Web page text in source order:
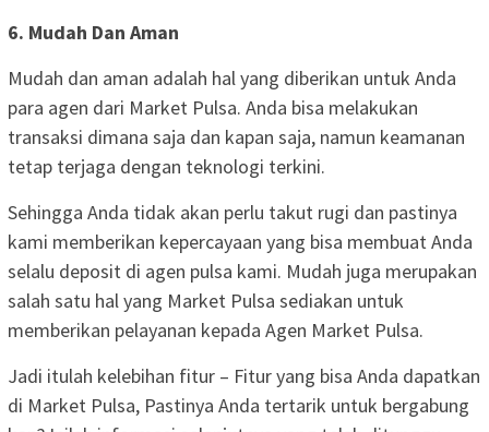
6. Mudah Dan Aman
Mudah dan aman adalah hal yang diberikan untuk Anda
para agen dari Market Pulsa. Anda bisa melakukan
transaksi dimana saja dan kapan saja, namun keamanan
tetap terjaga dengan teknologi terkini.
Sehingga Anda tidak akan perlu takut rugi dan pastinya
kami memberikan kepercayaan yang bisa membuat Anda
selalu deposit di agen pulsa kami. Mudah juga merupakan
salah satu hal yang Market Pulsa sediakan untuk
memberikan pelayanan kepada Agen Market Pulsa.
Jadi itulah kelebihan fitur – Fitur yang bisa Anda dapatkan
di Market Pulsa, Pastinya Anda tertarik untuk bergabung